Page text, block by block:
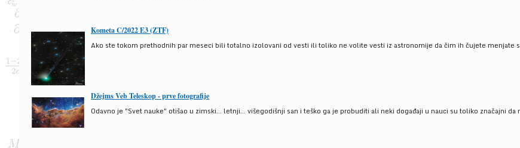
Kometa C/2022 E3 (ZTF)
Ako ste tokom prethodnih par meseci bili totalno izolovani od vesti ili toliko ne volite vesti iz astronomije da čim ih čujete menjate
Džejms Veb Teleskop - prve fotografije
Odavno je "Svet nauke" otišao u zimski... letnji... višegodišnji san i teško ga je probuditi ali neki događaji u nauci su toliko značajni